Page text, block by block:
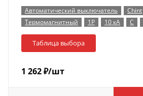
Автоматический выключатель Chint
Термомагнитный
1P 10 кА C
Таблица выбора
1 262₽/шт